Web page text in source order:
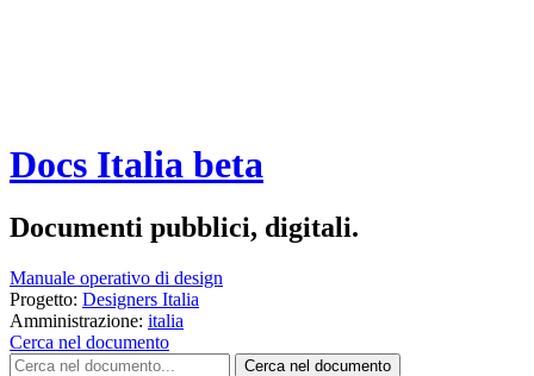
Docs Italia beta
Documenti pubblici, digitali.
Manuale operativo di design
Progetto: Designers Italia
Amministrazione: italia
Cerca nel documento
Cerca nel documento